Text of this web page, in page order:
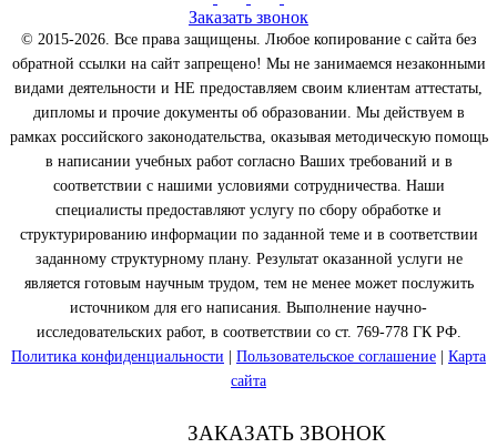
Заказать звонок
© 2015-2026. Все права защищены. Любое копирование с сайта без
обратной ссылки на сайт запрещено! Мы не занимаемся незаконными
видами деятельности и НЕ предоставляем своим клиентам аттестаты,
дипломы и прочие документы об образовании. Мы действуем в
рамках российского законодательства, оказывая методическую помощь
в написании учебных работ согласно Ваших требований и в
соответствии с нашими условиями сотрудничества. Наши
специалисты предоставляют услугу по сбору обработке и
структурированию информации по заданной теме и в соответствии
заданному структурному плану. Результат оказанной услуги не
является готовым научным трудом, тем не менее может послужить
источником для его написания. Выполнение научно-
исследовательских работ, в соответствии со ст. 769-778 ГК РФ.
Политика конфиденциальности
Пользовательское соглашение
Карта
сайта
ЗАКАЗАТЬ ЗВОНОК